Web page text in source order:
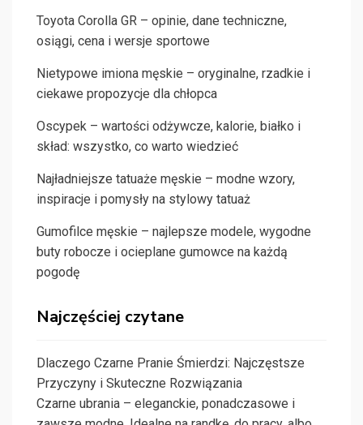
Toyota Corolla GR – opinie, dane techniczne,
osiągi, cena i wersje sportowe
Nietypowe imiona męskie – oryginalne, rzadkie i
ciekawe propozycje dla chłopca
Oscypek – wartości odżywcze, kalorie, białko i
skład: wszystko, co warto wiedzieć
Najładniejsze tatuaże męskie – modne wzory,
inspiracje i pomysły na stylowy tatuaż
Gumofilce męskie – najlepsze modele, wygodne
buty robocze i ocieplane gumowce na każdą
pogodę
Najczęściej czytane
Dlaczego Czarne Pranie Śmierdzi: Najczęstsze
Przyczyny i Skuteczne Rozwiązania
Czarne ubrania – eleganckie, ponadczasowe i